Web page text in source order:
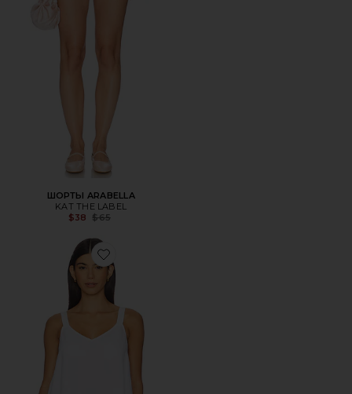
ШОРТЫ ARABELLA
KAT THE LABEL
$38
Previous price:
$65
Favorite МАЙКА НА БРЕТЕЛЯХ